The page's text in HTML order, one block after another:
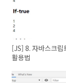
[JS] 8. 자바스크립
활용법